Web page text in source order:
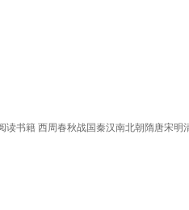
书籍 西周春秋战国秦汉南北朝隋唐宋明